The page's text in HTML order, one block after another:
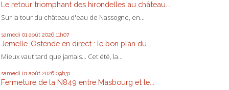
Le retour triomphant des hirondelles au château...
Sur la tour du château d'eau de Nassogne, en...
samedi 01 août 2026 11h07
Jemelle-Ostende en direct : le bon plan du...
Mieux vaut tard que jamais... Cet été, la...
samedi 01 août 2026 09h31
Fermeture de la N849 entre Masbourg et le...